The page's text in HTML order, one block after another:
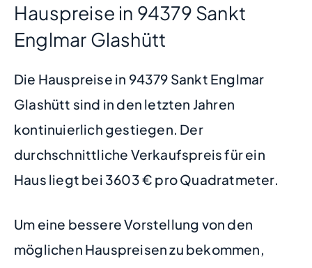
Hauspreise in 94379 Sankt
Englmar Glashütt
Die Hauspreise in 94379 Sankt Englmar
Glashütt sind in den letzten Jahren
kontinuierlich gestiegen. Der
durchschnittliche Verkaufspreis für ein
Haus liegt bei 3603 € pro Quadratmeter.
Um eine bessere Vorstellung von den
möglichen Hauspreisen zu bekommen,